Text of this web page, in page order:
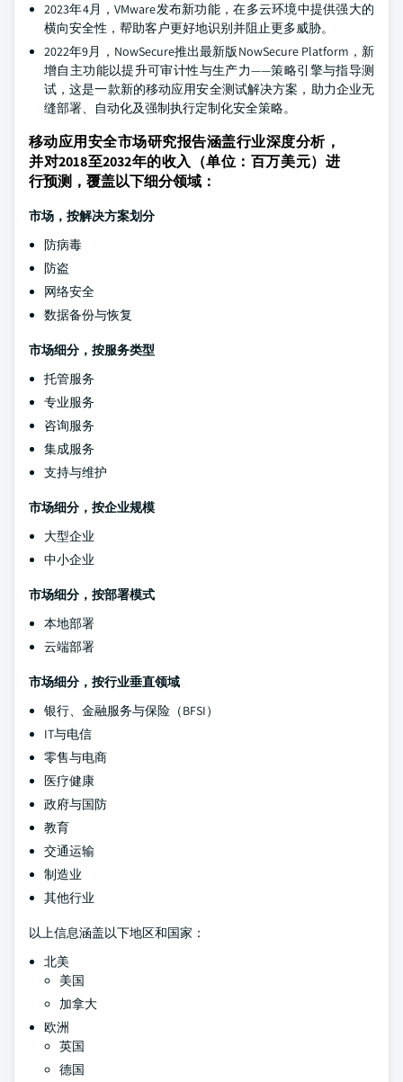
2023年4月，VMware发布新功能，在多云环境中提供强大的
横向安全性，帮助客户更好地识别并阻止更多威胁。
2022年9月，NowSecure推出最新版NowSecure Platform，新
增自主功能以提升可审计性与生产力——策略引擎与指导测
试，这是一款新的移动应用安全测试解决方案，助力企业无
缝部署、自动化及强制执行定制化安全策略。
移动应用安全市场研究报告涵盖行业深度分析，
并对2018至2032年的收入（单位：百万美元）进
行预测，覆盖以下细分领域：
市场，按解决方案划分
防病毒
防盗
网络安全
数据备份与恢复
市场细分，按服务类型
托管服务
专业服务
咨询服务
集成服务
支持与维护
市场细分，按企业规模
大型企业
中小企业
市场细分，按部署模式
本地部署
云端部署
市场细分，按行业垂直领域
银行、金融服务与保险（BFSI）
IT与电信
零售与电商
医疗健康
政府与国防
教育
交通运输
制造业
其他行业
以上信息涵盖以下地区和国家：
北美
美国
加拿大
欧洲
英国
德国